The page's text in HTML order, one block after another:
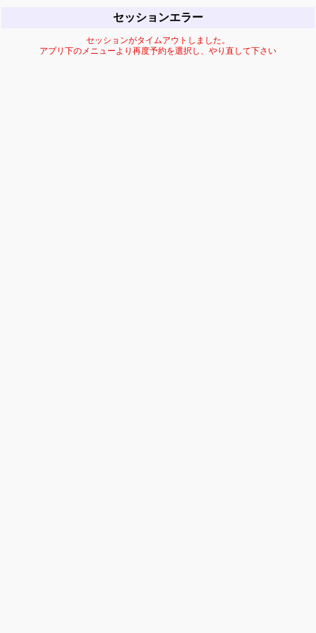
セッションエラー
セッションがタイムアウトしました。
アプリ下のメニューより再度予約を選択し、やり直して下さい